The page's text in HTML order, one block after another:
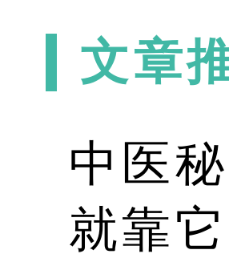
4、控制脾气：春季易
情绪可使气血不畅，对
康有好处。
5、不乱服药：春季阳
伤等，危害肝脏健康。
6、适度锻炼：春季人
季节，要多出去活动、
以上就是春季养肝和护
文章
中医
就靠它